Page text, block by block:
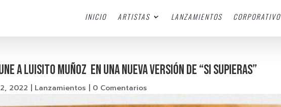
INICIO ARTISTAS LANZAMIENTOS CORPORATIVO
A LUISITO MUÑOZ EN UNA NUEVA VERSIÓN DE “SI SUPIERAS”
2022 | Lanzamientos | 0 Comentarios